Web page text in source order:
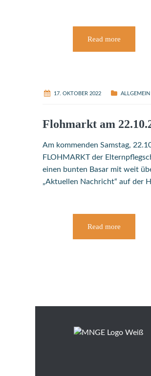
Read more
17. OKTOBER 2022 ALLGEMEIN
Flohmarkt am
Am kommenden Samstag,
FLOHMARKT der
einen bunten Basar mit weit
„Aktuellen Nachricht“ auf der
Read more